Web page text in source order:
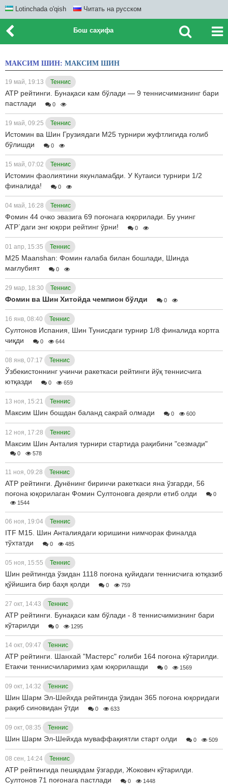
Lotinchada o'qish Читать на русском
Бош саҳифа
МАКСИМ ШИН: МАКСИМ ШИН
19 май, 19:13 Теннис
ATP рейтинги. Бунақаси кам бўлади — 9 теннисчимизнинг бари
пастлади
0
19 май, 09:25 Теннис
Истомин ва Шин Грузиядаги М25 турнири жуфтлигида ғолиб
бўлишди
0
15 май, 07:02 Теннис
Истомин фаолиятини якунламабди. У Кутаиси турнири 1/2
финалида!
0
04 май, 16:28 Теннис
Фомин 44 очко эвазига 69 поғонага юқорилади. Бу унинг
ATP`даги энг юқори рейтинг ўрни!
0
01 апр, 15:35 Теннис
M25 Maanshan: Фомин ғалаба билан бошлади, Шинда
мағлубият
0
29 мар, 18:30 Теннис
Фомин ва Шин Хитойда чемпион бўлди 0
16 янв, 08:40 Теннис
Cултонов Испания, Шин Тунисдаги турнир 1/8 финалида кортга
чиқди
0 644
08 янв, 07:17 Теннис
Ўзбекистоннинг учинчи ракеткаси рейтинги йўқ теннисчига
ютқазди
0 659
13 ноя, 15:21 Теннис
Максим Шин бошдан баланд сакрай олмади 0 600
12 ноя, 17:28 Теннис
Максим Шин Анталия турнири стартида рақибини "сезмади"
0 578
11 ноя, 09:28 Теннис
ATP рейтинги. Дунёнинг биринчи ракеткаси яна ўзгарди, 56
поғона юқорилаган Фомин Султоновга деярли етиб олди
0
1544
06 ноя, 19:04 Теннис
ITF М15. Шин Анталиядаги юришини нимчорак финалда
тўхтатди
0 485
05 ноя, 15:55 Теннис
Шин рейтингда ўзидан 1118 поғона қуйидаги теннисчига ютқазиб
қўйишига бир баҳя қолди
0 759
27 окт, 14:43 Теннис
ATP рейтинги. Бунақаси кам бўлади - 8 теннисчимизнинг бари
кўтарилди
0 1295
14 окт, 09:47 Теннис
ATP рейтинги. Шанхай "Мастерс" ғолиби 164 поғона кўтарилди.
Етакчи теннисчиларимиз ҳам юқорилашди
0 1569
09 окт, 14:32 Теннис
Шин Шарм Эл-Шейхда рейтингда ўзидан 365 поғона юқоридаги
рақиб синовидан ўтди
0 633
09 окт, 08:35 Теннис
Шин Шарм Эл-Шейхда муваффақиятли старт олди 0 509
08 сен, 14:24 Теннис
ATP рейтингида пешқадам ўзгарди, Жокович кўтарилди.
Султонов 71 поғонага пастлади
0 1448